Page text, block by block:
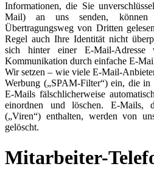
Informationen, die Sie
Mail) an uns senden, können
Übertragungsweg von Dritten
Regel auch Ihre Identität nicht
sich hinter einer E-Mail-Adresse
Kommunikation durch einfache E-
Wir setzen – wie viele E-Mail-
Werbung („SPAM-Filter“) ein, die in
E-Mails fälschlicherweise
einordnen und löschen. E-Mails,
(„Viren“) enthalten, werden von
gelöscht.
Mitarbeiter-